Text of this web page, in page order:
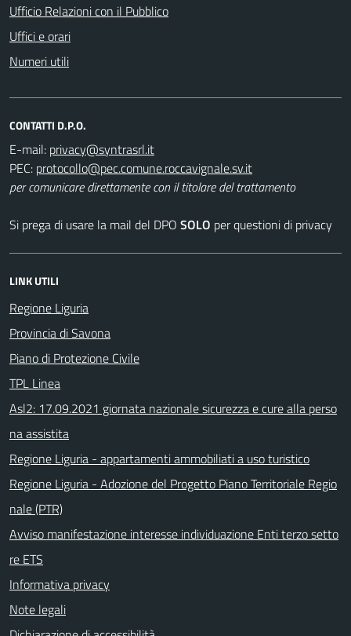
Ufficio Relazioni con il Pubblico
Uffici e orari
Numeri utili
CONTATTI D.P.O.
E-mail:
PEC:
per comunicare direttamente con il titolare del trattamento
Si prega di usare la mail del DPO SOLO per questioni di privacy
LINK UTILI
Regione Liguria
Provincia di Savona
Piano di Protezione Civile
TPL Linea
Asl2: 17.09.2021 giornata nazionale sicurezza e cure alla perso
na assistita
Regione Liguria - appartamenti ammobiliati a uso turistico
Regione Liguria - Adozione del Progetto Piano Territoriale Regio
nale (PTR)
Avviso manifestazione interesse individuazione Enti terzo setto
re ETS
Informativa privacy
Note legali